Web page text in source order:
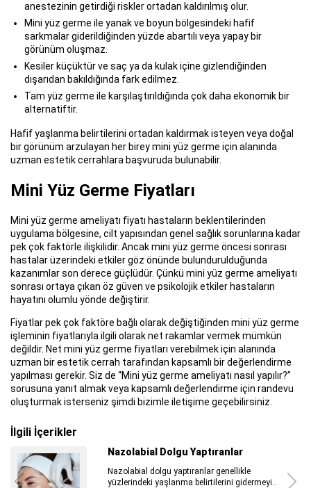
anestezinin getirdiği riskler ortadan kaldırılmış olur.
Mini yüz germe ile yanak ve boyun bölgesindeki hafif
sarkmalar giderildiğinden yüzde abartılı veya yapay bir
görünüm oluşmaz.
Kesiler küçüktür ve saç ya da kulak içine gizlendiğinden
dışarıdan bakıldığında fark edilmez.
Tam yüz germe ile karşılaştırıldığında çok daha ekonomik bir
alternatiftir.
Hafif yaşlanma belirtilerini ortadan kaldırmak isteyen veya doğal
bir görünüm arzulayan her birey mini yüz germe için alanında
uzman estetik cerrahlara başvuruda bulunabilir.
Mini Yüz Germe Fiyatları
Mini yüz germe ameliyatı fiyatı hastaların beklentilerinden
uygulama bölgesine, cilt yapısından genel sağlık sorunlarına kadar
pek çok faktörle ilişkilidir. Ancak mini yüz germe öncesi sonrası
hastalar üzerindeki etkiler göz önünde bulundurulduğunda
kazanımlar son derece güçlüdür. Çünkü mini yüz germe ameliyatı
sonrası ortaya çıkan öz güven ve psikolojik etkiler hastaların
hayatını olumlu yönde değiştirir.
Fiyatlar pek çok faktöre bağlı olarak değiştiğinden mini yüz germe
işleminin fiyatlarıyla ilgili olarak net rakamlar vermek mümkün
değildir. Net mini yüz germe fiyatları verebilmek için alanında
uzman bir estetik cerrah tarafından kapsamlı bir değerlendirme
yapılması gerekir. Siz de “Mini yüz germe ameliyatı nasıl yapılır?”
sorusuna yanıt almak veya kapsamlı değerlendirme için randevu
oluşturmak isterseniz şimdi bizimle iletişime geçebilirsiniz.
İlgili İçerikler
Nazolabial Dolgu Yaptıranlar
Nazolabial dolgu yaptıranlar genellikle
yüzlerindeki yaşlanma belirtilerini gidermeyi..